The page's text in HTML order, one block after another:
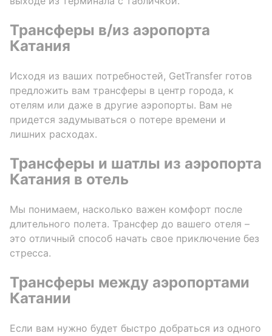
Трансферы в/из аэропорта
Катания
Исходя из ваших потребностей, GetTransfer готов
предложить вам трансферы в центр города, к
отелям или даже в другие аэропорты. Вам не
придется задумываться о потере времени и
лишних расходах.
Трансферы и шатлы из аэропорта
Катания в отель
Мы понимаем, насколько важен комфорт после
длительного полета. Трансфер до вашего отеля –
это отличный способ начать свое приключение без
стресса.
Трансферы между аэропортами
Катании
Если вам нужно будет быстро добраться из одного